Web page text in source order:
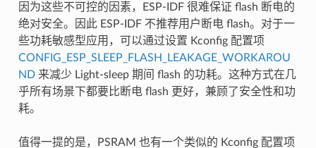
因为这些不可控的因素，ESP-IDF 很难保证 flash 断电的
绝对安全。因此 ESP-IDF 不推荐用户断电 flash。对于一
些功耗敏感型应用，可以通过设置 Kconfig 配置项
CONFIG_ESP_SLEEP_FLASH_LEAKAGE_WORKAROU
ND来减少 Light-sleep 期间 flash 的功耗。这种方式在几
乎所有场景下都要比断电 flash 更好，兼顾了安全性和功
耗。
值得一提的是，PSRAM 也有一个类似的 Kconfig 配置项